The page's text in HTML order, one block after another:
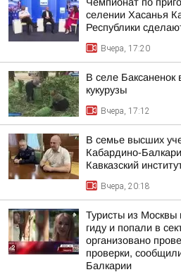
селении Хасанья
Республики
Вчера, 17:20
В селе Баксаненок
кукурузы
Вчера, 17:12
В семье высших
Кабардино-
Кавказский
Вчера, 20:18
Туристы из Москвы
гиду и попали в
организовано
проверки,
Балкарии